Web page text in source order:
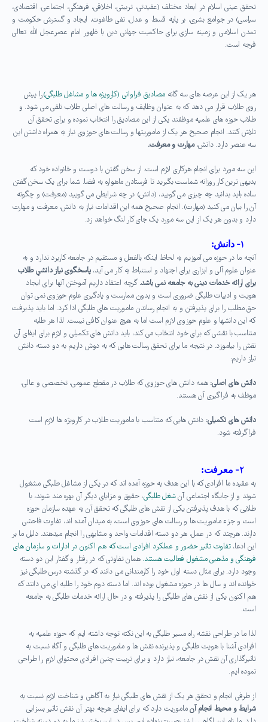
تحقق عينی اسلام در ابعاد مختلف (عقيدتی، تربيتی، اخلاقی، فرهنگی، اجتماعی، اقتصادی،
سياسی) در جوامع بشری، بر پايه قسط و عدل، نفی طاغوت، ايجاد و گسترش حكومت و
تمدن اسلامی و زمينه سازی برای حاكميت جهانی دين با ظهور امام عصرعجل الله تعالی
فرجه است.
هر یک از این عرصه های سه گانه مصادیق فراوانی (کارویژه ها و مشاغل طلبگی)را پیش
روی طلاب قرار می دهد که به عنوان وظایف و رسالت های اصلی طلاب تلقی می شود. و
طلاب حوزه های علمیه موظفند یکی از این مصادیق را انتخاب نموده و برای تحقق آن
تلاش کنند. انجام صحیح هر یک از ماموریتها و رسالت های حوزوی نیاز به همراه داشتن این
سه عنصر دارد. دانش،مهارت و معرفت.
این سه مورد برای انجام هرکاری لازم است. از سخن گفتن با دوست و خانواده خود که
بدیهی ترین کار روزانه شماست بگیرید تا فرستادن ماهواره به فضا. شما برای یک سخن گفتن
ساده باید بدانید چه چیزی می گویید، (دانش) در چه شرایطی می گویید (معرفت) و چگونه
آن را بیان می کنید (مهارت). انجام صحیح همه این اقدامات نیاز به دانش، معرفت و مهارت
دارد و بدون هر یک از این سه مورد یک جای کار لنگ خواهد زد.
۱- دانش:
آنچه ما در حوزه می آموزیم به لحاظ اینکه بالفعل و مستقیم در جامعه کاربرد ندارد و به
عنوان علوم آلی و ابزاری برای اجتهاد و استنباط به کار می آید،پاسخگوی نیاز دانشیِ طلاب
برای ارائه خدمات دینی به جامعه نمی باشد. گرچه اعتقاد داریم آموختن آنها برای ایجاد
هویت و ادبیات طلبگی ضروری است و بدون ممارست و یادگیری علوم حوزوی نمی توان
حق مطلب را برای پذیرفتن و به انجام رساندن ماموریت های طلبگی ادا کرد. اما باید پذیرفت
که این دانشها و علوم حوزوی لازم است اما به هیچ عنوان کافی نیست. لذا هر طلبه
متناسب با نقشی که برای خود انتخاب می کند، باید دانش های تکمیلی و لازم برای ایفای آن
نقش را بیاموزد. در نتیجه ما برای تحقق رسالت هایی که به دوش داریم به دو دسته دانش
نیاز داریم:
دانش های اصلی: همه دانش های حوزوی که طلاب در مقطع عمومی، تخصصی و عالی،
موظف به فراگیری آن هستند.
دانش های تکمیلی: دانش هایی که متناسب با ماموریت طلاب در کارویژه ها لازم است
فراگرفته شود.
۲- معرفت:
به عقیده ما افرادی که با این هدف به حوزه آمده اند که در یکی از مشاغل طلبگی مشغول
شوند و از جایگاه اجتماعی آنشغل طلبگی، حقوق و مزایای دیگر آن بهره مند شوند، با
طلابی که با هدف پذیرفتن یکی از نقش های طلبگی که تحقق آن به عهده سازمان حوزه
است و جزء ماموریت ها و رسالت های حوزوی است، به میدان آمده اند، تفاوت فاحشی
دارند. هرچند که در عمل، هر دو دسته اقدامات واحد و مشابهی را انجام میدهند. دلیل ما بر
این ادعا،تفاوت تاثیر حضور و عملکرد افرادی است که هم اکنون در ادارات و سازمان های
فرهنگی و مذهبی مشغول فعالیت هستند.همان تفاوتی که در رفتار و گفتار این دو دسته
وجود دارد. برای مثال دسته اول خود را کارمندانی می دانند که در گذشته درس طلبگی نیز
خوانده اند و سال ها در حوزه مشغول بوده اند. اما دسته دوم خود را طلبه ای می دانند که
هم اکنون یکی از نقش های طلبگی را پذیرفته و در حال ارائه خدمات طلبگی به جامعه
است.
لذا ما در طراحی نقشه راه مسیر طلبگی به این نکته توجه داشته ایم که حوزه علمیه به
افرادی آشنا با هویت طلبگی و پذیرنده نقش ها و ماموریت های طلبگی و آگاه نسبت به
تاثیرگذاری آن نقش در جامعه، نیاز دارد و برای تربیت چنین افرادی محتوای لازم را طراحی
نموده ایم.
از طرفی انجام و تحقق هر یک از نقش های طلبگی نیاز به آگاهی و شناخت لازم نسبت به
شرایط و محیط انجام آنماموریت دارد که برای ایفای هرچه بهتر آن نقش تاثیر بسزایی